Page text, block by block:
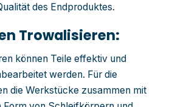
des Endproduktes.
Trowalisieren:
können Teile effektiv und
werden. Für die
die Werkstücke zusammen mit